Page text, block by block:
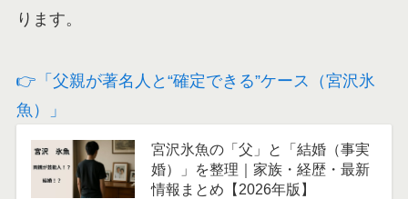
ります。
👉「父親が著名人と“確定できる”ケース（宮沢氷
魚）」
宮沢氷魚の「父」と「結婚（事実
婚）」を整理｜家族・経歴・最新
情報まとめ【2026年版】